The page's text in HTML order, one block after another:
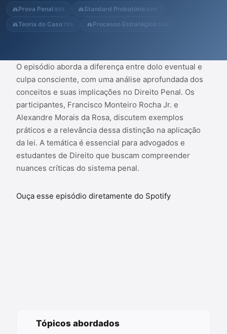
Prova Penal 95% Standard Probatório
Teoria do Caso 75% Processo Estratégico
O episódio aborda a diferença entre dolo eventual e
culpa consciente, com uma análise aprofundada dos
conceitos e suas implicações no Direito Penal. Os
participantes, Francisco Monteiro Rocha Jr. e
Alexandre Morais da Rosa, discutem exemplos
práticos e a relevância dessa distinção na aplicação
da lei. A temática é essencial para advogados e
estudantes de Direito que buscam compreender
nuances críticas do sistema penal.
Ouça esse episódio diretamente do Spotify
Tópicos abordados